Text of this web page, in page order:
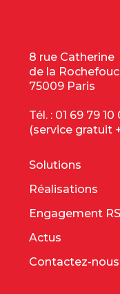
8 rue Catherine
de la
75009 Paris
Tél. : 01 69 79 10
(service gratuit
Solutions
Réalisations
Engagement
Actus
Contactez-nous